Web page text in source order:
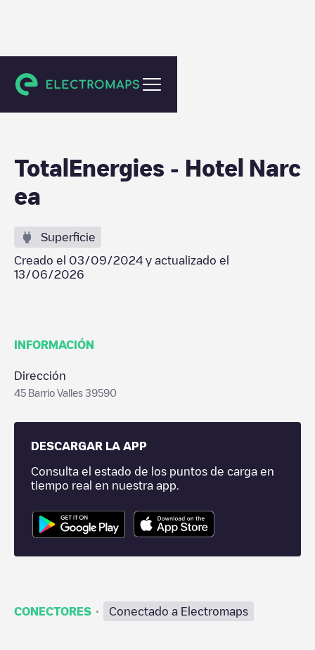
Reocín
TotalEnergies - Hotel Narc
ea
Superficie
Creado el 03/09/2024 y actualizado el
13/06/2026
INFORMACIÓN
Dirección
45 Barrio Valles 39590
DESCARGAR LA APP
Consulta el estado de los puntos de carga en
tiempo real en nuestra app.
CONECTORES · Conectado a Electromaps